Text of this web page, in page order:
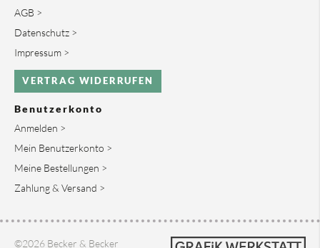
AGB >
Datenschutz >
Impressum >
VERTRAG WIDERRUFEN
Benutzerkonto
Anmelden >
Mein Benutzerkonto >
Meine Bestellungen >
Zahlung & Versand >
©2026 Becker & Becker